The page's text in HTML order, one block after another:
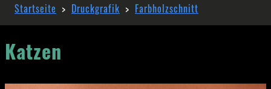
Startseite Druckgrafik Farbholzschnitt
Katzen